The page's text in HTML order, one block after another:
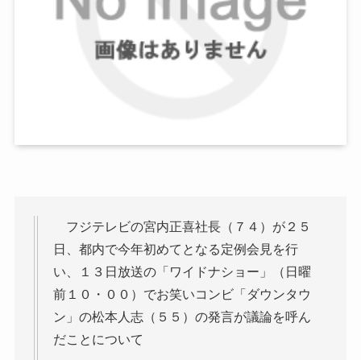
フジテレビの宮内正喜社長（７４）が２５
日、都内で今年初めてとなる定例会見を行
い、１３日放送の「ワイドナショー」（日曜
前１０・００）でお笑いコンビ「ダウンタウ
ン」の松本人志（５５）の発言が議論を呼ん
だことについて